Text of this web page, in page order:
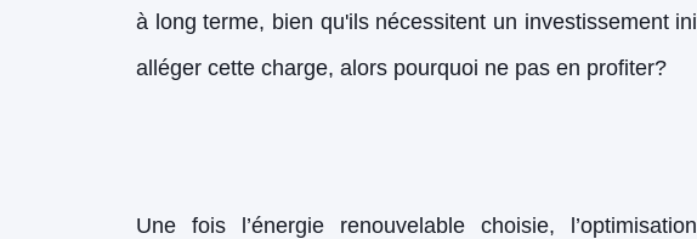
à long terme, bien qu'ils nécessitent un investissement
alléger cette charge, alors pourquoi ne pas en profiter?
Une fois l’énergie renouvelable choisie,